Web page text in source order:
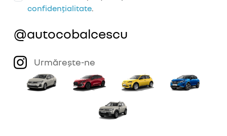
confidențialitate.
@autocobalcescu
Urmărește-ne